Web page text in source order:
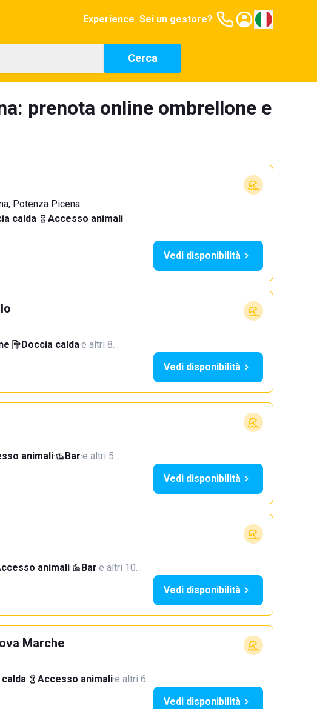
Experience Sei un gestore?
Cerca
prenota online ombrellone e
Potenza Picena
calda· Accesso animali·
Vedi disponibilità
· Doccia calda·e altri 8…
Vedi disponibilità
animali· Bar·e altri 5…
Vedi disponibilità
animali· Bar·e altri 10…
Vedi disponibilità
Marche
· Accesso animali·e altri 6…
Vedi disponibilità